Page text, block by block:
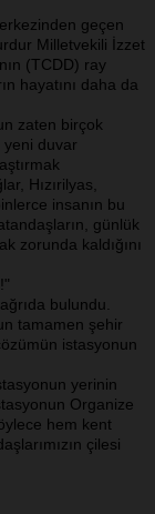
geçen
Milletvekili İzzet
(TCDD) ray
hayatını daha da
zaten birçok
yeni duvar
Hızırilyas,
insanın bu
günlük
zorunda kaldığını
bulundu.
tamamen şehir
istasyonun
yerinin
Organize
hem kent
çilesi